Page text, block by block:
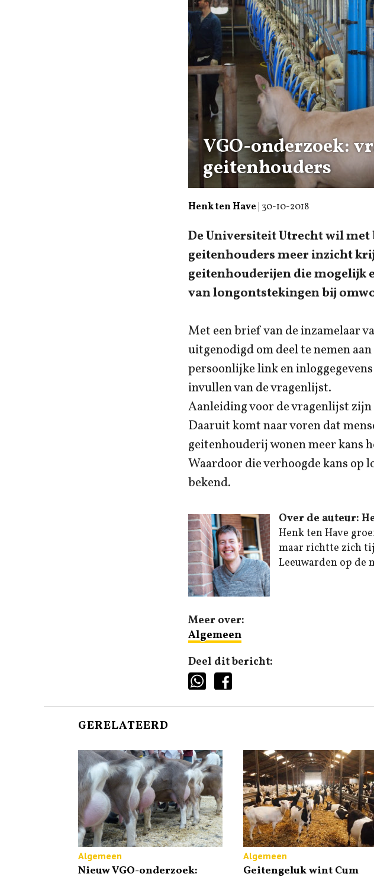
VGO-onderzoek:
geitenhouders
Henk ten Have 30-10-2018
De Universiteit Utrecht wil
geitenhouders meer inzicht
geitenhouderijen die mogelijk
van longontstekingen bij
Met een brief van de inzamelaar
uitgenodigd om deel te nemen
persoonlijke link en
invullen van de vragenlijst.
Aanleiding voor de vragenlijst
Daaruit komt naar voren dat
geitenhouderij wonen meer kans
Waardoor die verhoogde kans op
bekend.
Over de auteur:
Henk ten Have
maar richtte zich
Leeuwarden op de
Meer over:
Algemeen
Deel dit bericht:
GERELATEERD
Algemeen
Nieuw VGO-onderzoek:
Algemeen
Geitengeluk wint Cum